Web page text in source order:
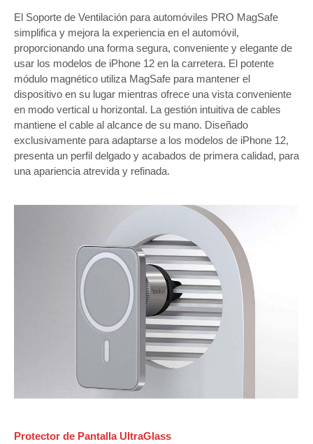
El Soporte de Ventilación para automóviles PRO MagSafe
simplifica y mejora la experiencia en el automóvil,
proporcionando una forma segura, conveniente y elegante de
usar los modelos de iPhone 12 en la carretera. El potente
módulo magnético utiliza MagSafe para mantener el
dispositivo en su lugar mientras ofrece una vista conveniente
en modo vertical u horizontal. La gestión intuitiva de cables
mantiene el cable al alcance de su mano. Diseñado
exclusivamente para adaptarse a los modelos de iPhone 12,
presenta un perfil delgado y acabados de primera calidad, para
una apariencia atrevida y refinada.
Protector de Pantalla UltraGlass